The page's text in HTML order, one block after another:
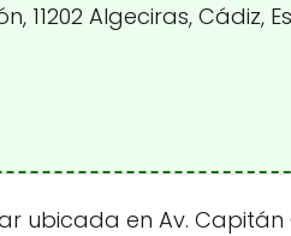
11202 Algeciras, Cádiz,
ubicada en Av.